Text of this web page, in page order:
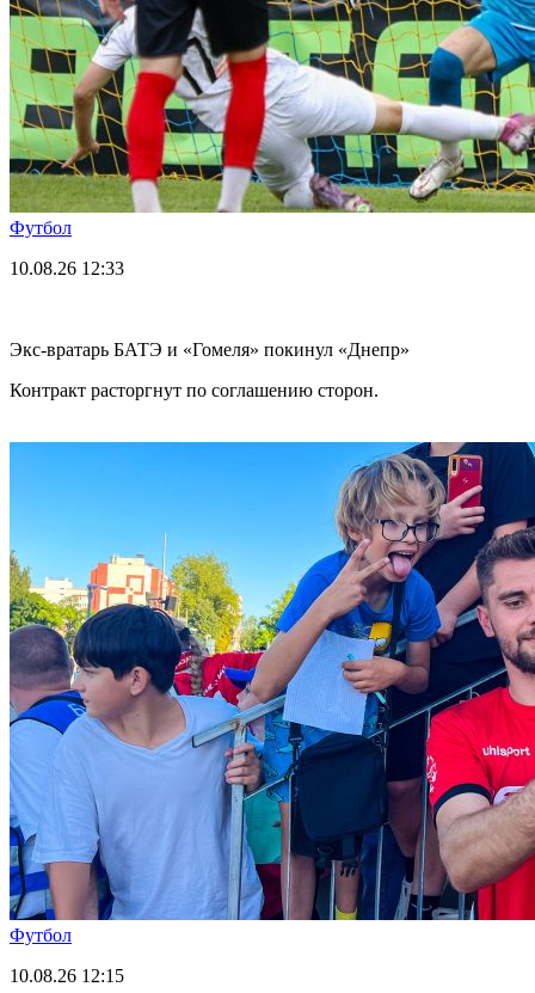
Футбол
10.08.26 12:33
Экс-вратарь БАТЭ и «Гомеля» покинул «Днепр»
Контракт расторгнут по соглашению сторон.
Футбол
10.08.26 12:15